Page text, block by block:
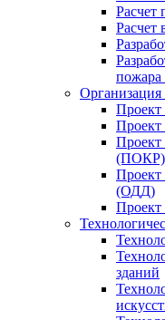
Расчет
Расчет
Организация
Проект
Проект
(ПОКР)
Проект
(ОДД)
Проект
зданий